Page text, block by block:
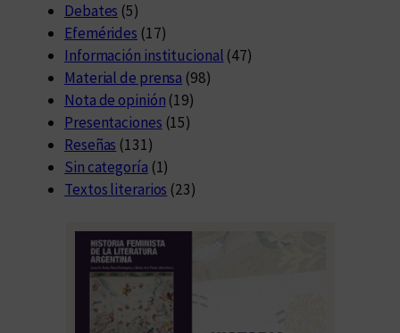
Debates (5)
Efemérides (17)
Información institucional (47)
Material de prensa (98)
Nota de opinión (19)
Presentaciones (15)
Reseñas (131)
Sin categoría (1)
Textos literarios (23)